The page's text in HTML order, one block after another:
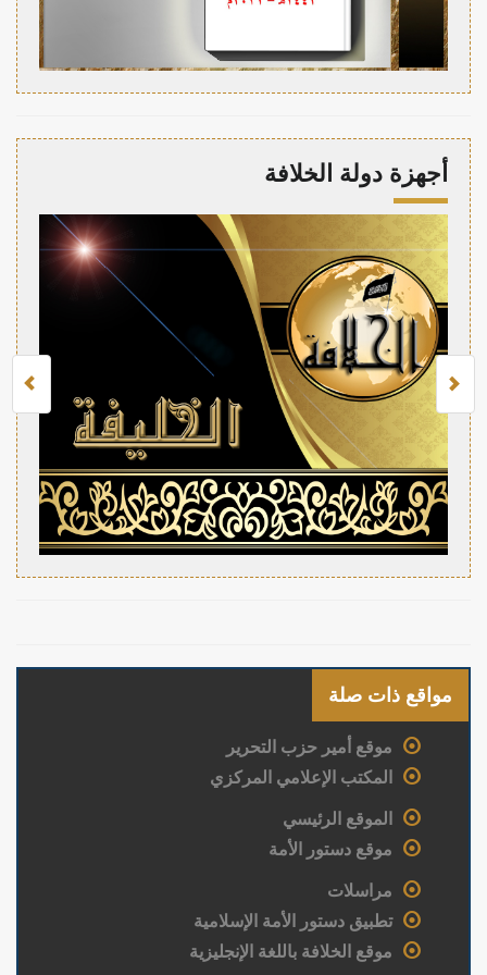
أجهزة دولة الخلافة
مواقع ذات صلة
موقع أمير حزب التحرير
المكتب الإعلامي المركزي
الموقع الرئيسي
موقع دستور الأمة
مراسلات
تطبيق دستور الأمة الإسلامية
موقع الخلافة باللغة الإنجليزية